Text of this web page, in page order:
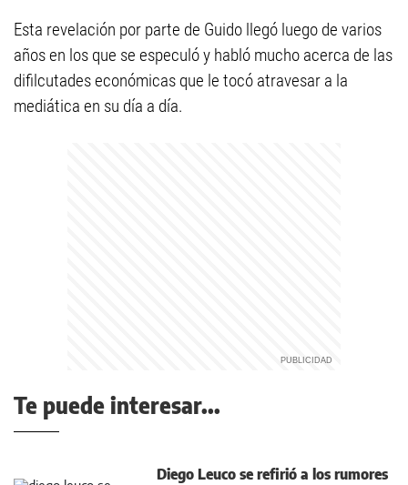
Esta revelación por parte de Guido llegó luego de varios
años en los que se especuló y habló mucho acerca de las
difilcutades económicas que le tocó atravesar a la
mediática en su día a día.
Te puede interesar...
Diego Leuco se refirió a los rumores